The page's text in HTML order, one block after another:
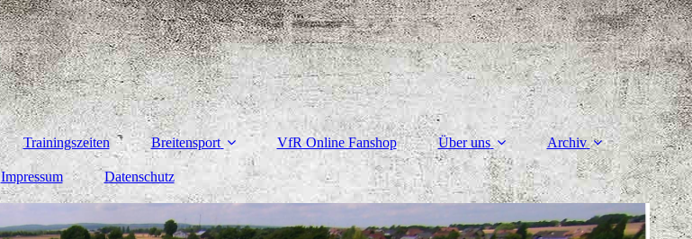
Trainingszeiten Breitensport VfR Online Fanshop Über uns Archiv
Impressum Datenschutz